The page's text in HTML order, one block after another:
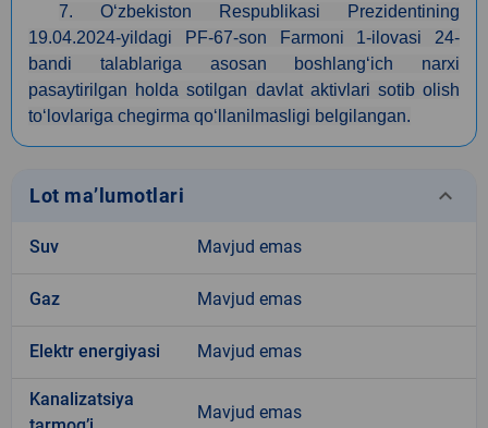
7. O‘zbekiston Respublikasi Prezidentining
19.04.2024-yildagi PF-67-son Farmoni 1-ilovasi 24-
bandi talablariga asosan boshlang‘ich narxi
pasaytirilgan holda sotilgan davlat aktivlari sotib olish
to‘lovlariga chegirma qo‘llanilmasligi belgilangan.
Lot ma’lumotlari keyboard_arrow_down
Suv Mavjud emas
Gaz Mavjud emas
Elektr energiyasi Mavjud emas
Kanalizatsiya
Mavjud emas